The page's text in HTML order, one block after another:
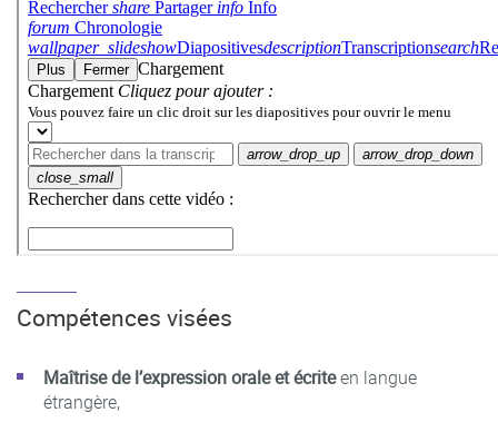
Compétences visées
Maîtrise de l’expression orale et écriteen langue
étrangère,